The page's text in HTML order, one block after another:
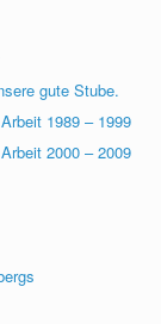
gute Stube.
1989 – 1999
2000 – 2009